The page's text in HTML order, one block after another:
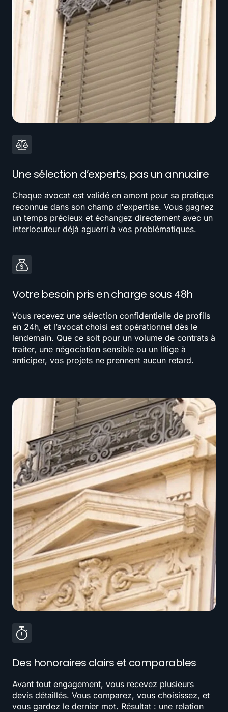
Une sélection d’experts, pas un annuaire
Chaque avocat est validé en amont pour sa pratique
reconnue dans son champ d'expertise. Vous gagnez
un temps précieux et échangez directement avec un
interlocuteur déjà aguerri à vos problématiques.
Votre besoin pris en charge sous 48h
Vous recevez une sélection confidentielle de profils
en 24h, et l’avocat choisi est opérationnel dès le
lendemain. Que ce soit pour un volume de contrats à
traiter, une négociation sensible ou un litige à
anticiper, vos projets ne prennent aucun retard.
Des honoraires clairs et comparables
Avant tout engagement, vous recevez plusieurs
devis détaillés. Vous comparez, vous choisissez, et
vous gardez le dernier mot. Résultat : une relation